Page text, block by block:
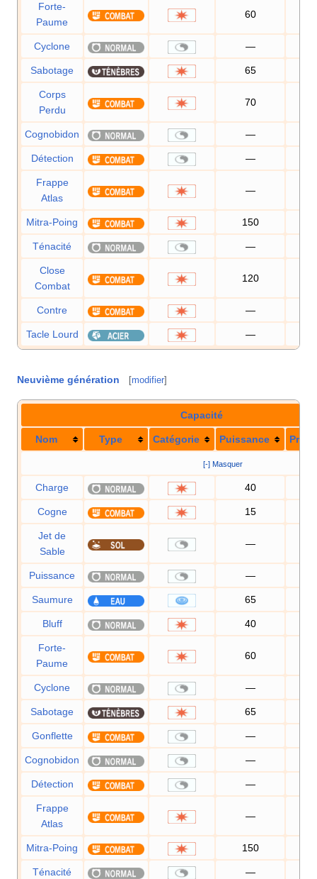
Forte-
Paume
60
Cyclone —
Sabotage 65
Corps
Perdu
70
Cognobidon —
Détection —
Frappe
Atlas
—
Mitra-Poing 150
Ténacité —
Close
Combat
120
Contre —
Tacle Lourd —
Neuvième génération [modifier]
Capacité
Nom Type Catégorie Puissance
[-] Masquer
Charge 40
Cogne 15
Jet de
Sable
—
Puissance —
Saumure 65
Bluff 40
Forte-
Paume
60
Cyclone —
Sabotage 65
Gonflette —
Cognobidon —
Détection —
Frappe
Atlas
—
Mitra-Poing 150
Ténacité —